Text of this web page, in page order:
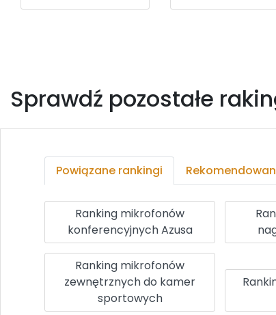
Sprawdź pozostałe
Powiązane rankingi
Ranking mikrofonów
konferencyjnych Azusa
Ranking mikrofonów
zewnętrznych do kamer
sportowych